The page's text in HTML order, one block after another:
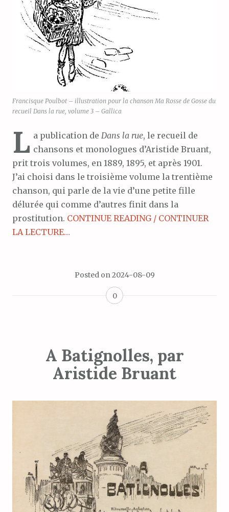
Francisque Poulbot – illustration pour la chanson Ma Rosse de Gosse du
recueil Dans la rue, volume 3 – Gallica
L a publication de Dans la rue, le recueil de
chansons et monologues d’Aristide Bruant,
prit trois volumes, en 1889, 1895, et après 1901.
J’ai choisi dans le troisième volume la trentième
chanson, qui parle de la vie d’une petite fille
délurée qui comme d’autres finit dans la
prostitution. CONTINUE READING / CONTINUER
LA LECTURE…
Posted on2024-08-09
0
A Batignolles, par
Aristide Bruant